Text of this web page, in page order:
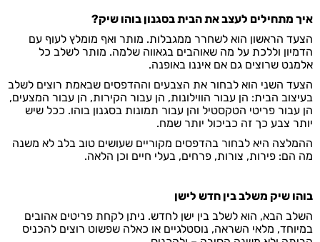
איך מתחילים לעצב את הבית בסגנון בוהו שיק?
הצעד הראשון הוא לשחרר ממגבלות. מותר ואף מומלץ לעוף עם
הדמיון וללכת על מה שאוהבים בגאווה שלמה. מותר לשלב כל
אלמנט שרוצים גם אם איננו באופנה.
הצעד השני הוא לבחור את הצבעים וההדפסים שבאמת רוצים לשלב
בעיצוב הבית: הן עבור הווילונות, הן עבור הקירות, הן עבור המצעים,
הן עבור פריטי הטקסטיל והן עבור תמונות בסגנון בוהו. ככל שיש
יותר צבע כך זה כביכול יותר שמח.
ההמלצה היא לבחור בהדפסים מקוריים שעושים טוב בלב לא משנה
מה הם: פירות, צורות, פרחים, בעלי חיים וכן הלאה.
בוהו שיק משלב בין חדש לישן
השלב הבא, הוא לשלב בין ישן לחדש. ניתן לקחת פריטים אהובים
במיוחד, מלאי השראה, נוסטלגיים או כאלה שפשוט רוצים להכניס